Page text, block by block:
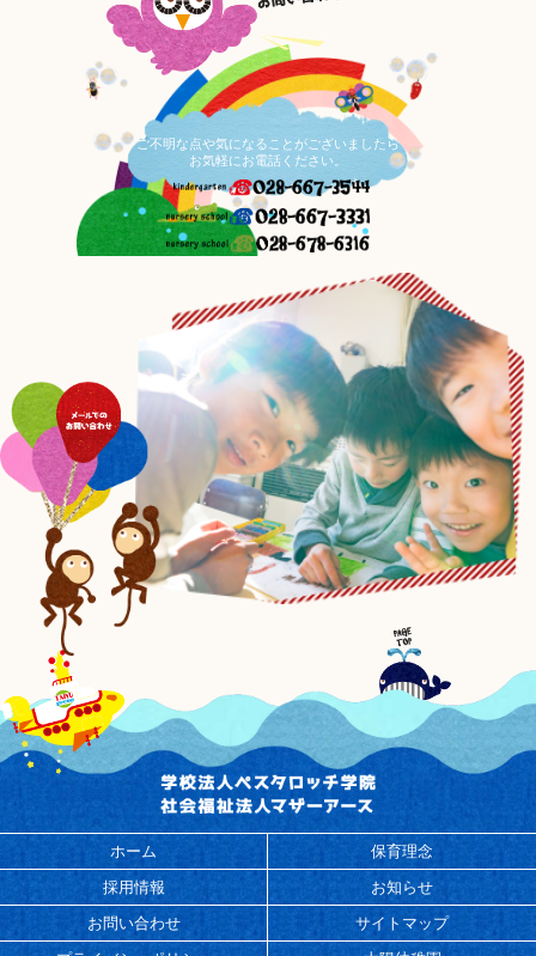
ご不明な点や気になることがございましたら
お気軽にお電話ください。
ホーム
保育理念
採用情報
お知らせ
お問い合わせ
サイトマップ